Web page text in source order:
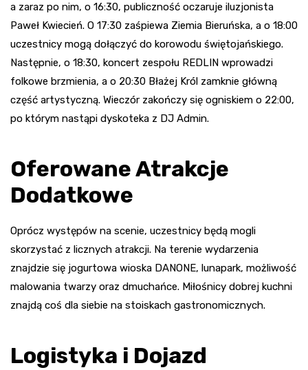
a zaraz po nim, o 16:30, publiczność oczaruje iluzjonista
Paweł Kwiecień. O 17:30 zaśpiewa Ziemia Bieruńska, a o 18:00
uczestnicy mogą dołączyć do korowodu świętojańskiego.
Następnie, o 18:30, koncert zespołu REDLIN wprowadzi
folkowe brzmienia, a o 20:30 Błażej Król zamknie główną
część artystyczną. Wieczór zakończy się ogniskiem o 22:00,
po którym nastąpi dyskoteka z DJ Admin.
Oferowane Atrakcje
Dodatkowe
Oprócz występów na scenie, uczestnicy będą mogli
skorzystać z licznych atrakcji. Na terenie wydarzenia
znajdzie się jogurtowa wioska DANONE, lunapark, możliwość
malowania twarzy oraz dmuchańce. Miłośnicy dobrej kuchni
znajdą coś dla siebie na stoiskach gastronomicznych.
Logistyka i Dojazd